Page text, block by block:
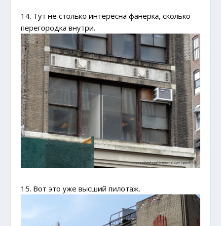
14. Тут не столько интересна фанерка, сколько
перегородка внутри.
15. Вот это уже высший пилотаж.